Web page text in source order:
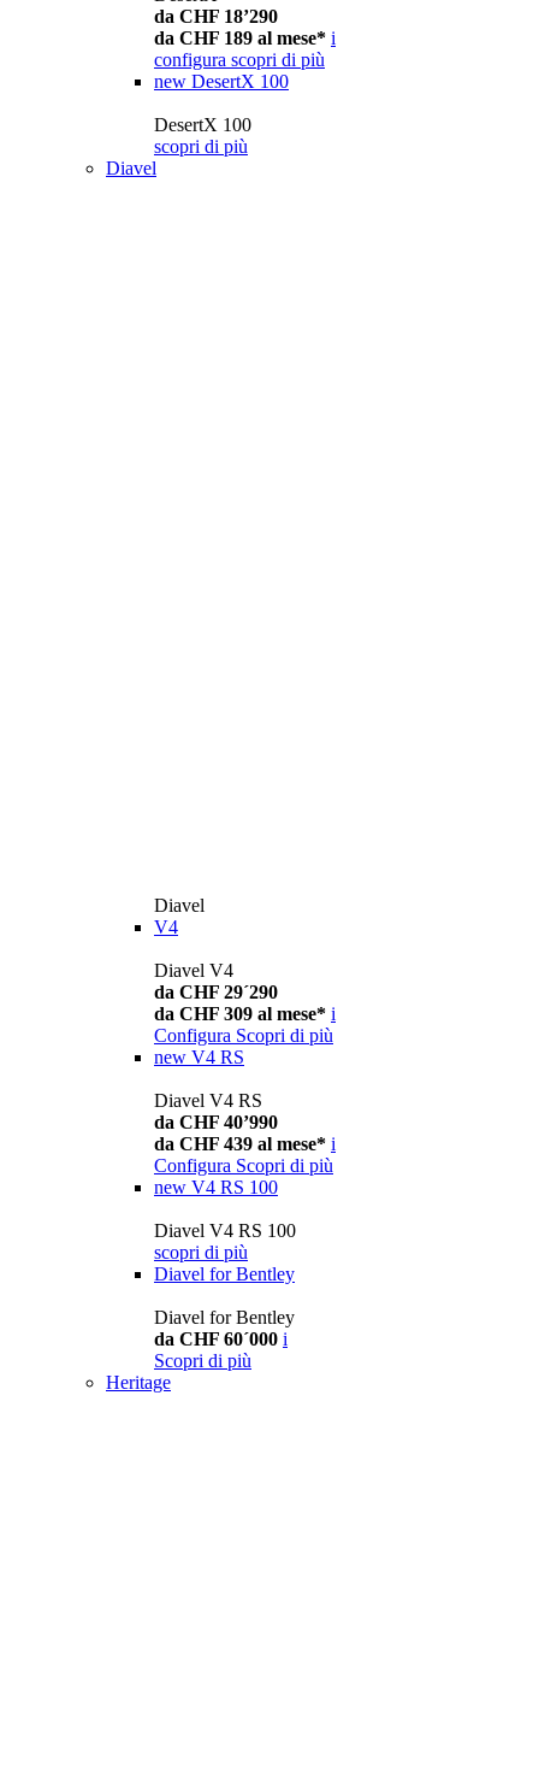
da CHF 18’290
da CHF 189 al mese* i
configura scopri di più
new DesertX 100
DesertX 100
scopri di più
Diavel
Diavel
V4
Diavel V4
da CHF 29´290
da CHF 309 al mese* i
Configura Scopri di più
new V4 RS
Diavel V4 RS
da CHF 40’990
da CHF 439 al mese* i
Configura Scopri di più
new V4 RS 100
Diavel V4 RS 100
scopri di più
Diavel for Bentley
Diavel for Bentley
da CHF 60´000 i
Scopri di più
Heritage